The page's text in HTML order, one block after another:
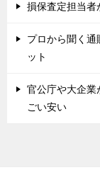
損保査定担当者
プロから聞く通
ット
官公庁や大企業
ごい安い